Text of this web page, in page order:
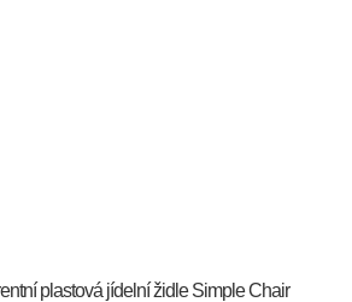
plastová jídelní židle Simple Chair